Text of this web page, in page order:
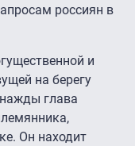
россиян в
и
на берегу
глава
Он находит